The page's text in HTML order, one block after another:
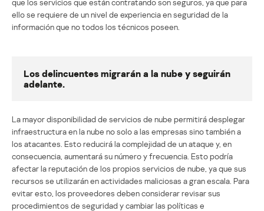
ello se requiere de un nivel de experiencia en seguridad de la
información que no todos los técnicos poseen.
Los delincuentes migrarán a la nube y seguirán
adelante.
La mayor disponibilidad de servicios de nube permitirá desplegar
infraestructura en la nube no solo a las empresas sino también a
los atacantes. Esto reducirá la complejidad de un ataque y, en
consecuencia, aumentará su número y frecuencia. Esto podría
afectar la reputación de los propios servicios de nube, ya que sus
recursos se utilizarán en actividades maliciosas a gran escala. Para
evitar esto, los proveedores deben considerar revisar sus
procedimientos de seguridad y cambiar las políticas e